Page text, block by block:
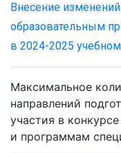
Внесение
образовательным
в 2024-2025
Максимальное
направлений
участия в
и программам